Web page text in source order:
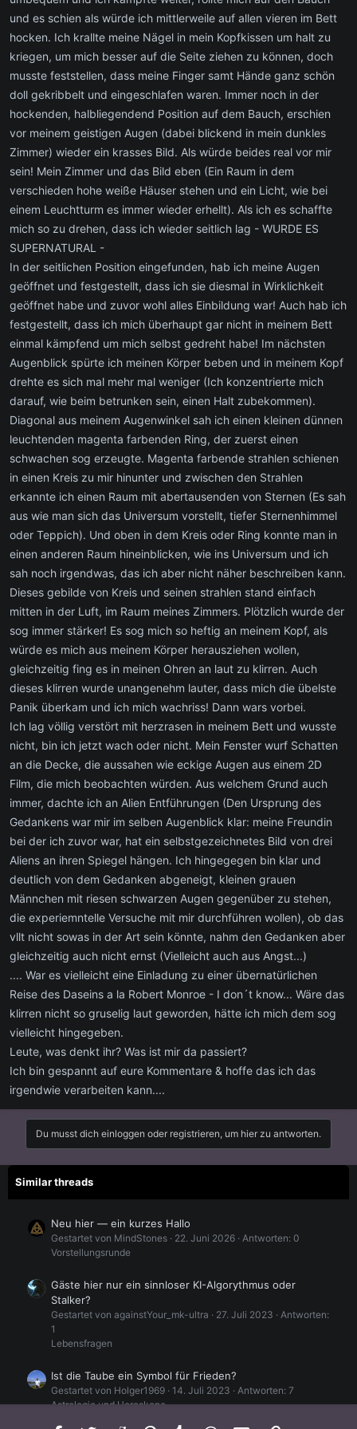
und es schien als würde ich mittlerweile auf allen vieren im Bett
hocken. Ich krallte meine Nägel in mein Kopfkissen um halt zu
kriegen, um mich besser auf die Seite ziehen zu können, doch
musste feststellen, dass meine Finger samt Hände ganz schön
doll gekribbelt und eingeschlafen waren. Immer noch in der
hockenden, halbliegendend Position auf dem Bauch, erschien
vor meinem geistigen Augen (dabei blickend in mein dunkles
Zimmer) wieder ein krasses Bild. Als würde beides real vor mir
sein! Mein Zimmer und das Bild eben (Ein Raum in dem
verschieden hohe weiße Häuser stehen und ein Licht, wie bei
einem Leuchtturm es immer wieder erhellt). Als ich es schaffte
mich so zu drehen, dass ich wieder seitlich lag - WURDE ES
SUPERNATURAL -
In der seitlichen Position eingefunden, hab ich meine Augen
geöffnet und festgestellt, dass ich sie diesmal in Wirklichkeit
geöffnet habe und zuvor wohl alles Einbildung war! Auch hab ich
festgestellt, dass ich mich überhaupt gar nicht in meinem Bett
einmal kämpfend um mich selbst gedreht habe! Im nächsten
Augenblick spürte ich meinen Körper beben und in meinem Kopf
drehte es sich mal mehr mal weniger (Ich konzentrierte mich
darauf, wie beim betrunken sein, einen Halt zubekommen).
Diagonal aus meinem Augenwinkel sah ich einen kleinen dünnen
leuchtenden magenta farbenden Ring, der zuerst einen
schwachen sog erzeugte. Magenta farbende strahlen schienen
in einen Kreis zu mir hinunter und zwischen den Strahlen
erkannte ich einen Raum mit abertausenden von Sternen (Es sah
aus wie man sich das Universum vorstellt, tiefer Sternenhimmel
oder Teppich). Und oben in dem Kreis oder Ring konnte man in
einen anderen Raum hineinblicken, wie ins Universum und ich
sah noch irgendwas, das ich aber nicht näher beschreiben kann.
Dieses gebilde von Kreis und seinen strahlen stand einfach
mitten in der Luft, im Raum meines Zimmers. Plötzlich wurde der
sog immer stärker! Es sog mich so heftig an meinem Kopf, als
würde es mich aus meinem Körper herausziehen wollen,
gleichzeitig fing es in meinen Ohren an laut zu klirren. Auch
dieses klirren wurde unangenehm lauter, dass mich die übelste
Panik überkam und ich mich wachriss! Dann wars vorbei.
Ich lag völlig verstört mit herzrasen in meinem Bett und wusste
nicht, bin ich jetzt wach oder nicht. Mein Fenster wurf Schatten
an die Decke, die aussahen wie eckige Augen aus einem 2D
Film, die mich beobachten würden. Aus welchem Grund auch
immer, dachte ich an Alien Entführungen (Den Ursprung des
Gedankens war mir im selben Augenblick klar: meine Freundin
bei der ich zuvor war, hat ein selbstgezeichnetes Bild von drei
Aliens an ihren Spiegel hängen. Ich hingegegen bin klar und
deutlich von dem Gedanken abgeneigt, kleinen grauen
Männchen mit riesen schwarzen Augen gegenüber zu stehen,
die experiemntelle Versuche mit mir durchführen wollen), ob das
vllt nicht sowas in der Art sein könnte, nahm den Gedanken aber
gleichzeitig auch nicht ernst (Vielleicht auch aus Angst...)
.... War es vielleicht eine Einladung zu einer übernatürlichen
Reise des Daseins a la Robert Monroe - I don´t know... Wäre das
klirren nicht so gruselig laut geworden, hätte ich mich dem sog
vielleicht hingegeben.
Leute, was denkt ihr? Was ist mir da passiert?
Ich bin gespannt auf eure Kommentare & hoffe das ich das
irgendwie verarbeiten kann....
Du musst dich einloggen oder registrieren, um hier zu antworten.
Similar threads
Neu hier — ein kurzes Hallo
Gestartet von MindStones 22. Juni 2026 Antworten: 0
Vorstellungsrunde
Gäste hier nur ein sinnloser KI-Algorythmus oder
Stalker?
Gestartet von againstYour_mk-ultra 27. Juli 2023
Antworten:
1
Lebensfragen
Ist die Taube ein Symbol für Frieden?
Gestartet von Holger1969 14. Juli 2023
Antworten: 7
Astrologie und Horoskope